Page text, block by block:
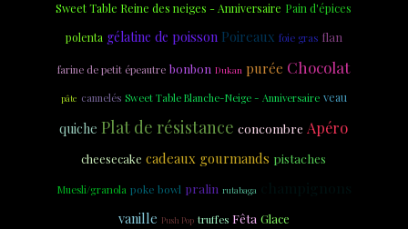
Sweet Table Reine des neiges - Anniversaire Pain d'épices
polenta gélatine de poisson Poireaux foie gras flan
farine de petit épeautre bonbon Dukan purée Chocolat
pâte cannelés Sweet Table Blanche-Neige - Anniversaire veau
quiche Plat de résistance concombre Apéro
cheesecake cadeaux gourmands pistaches
Muesli/granola poke bowl pralin rutabaga
vanille Push Pop truffes Fêta Glace